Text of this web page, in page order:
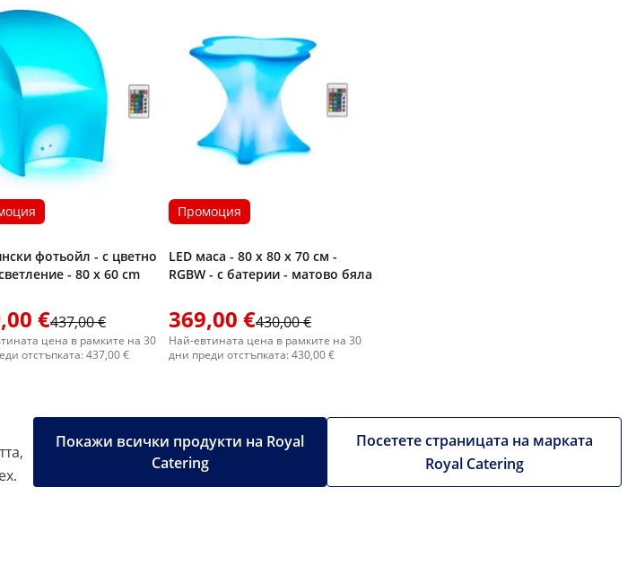
фотьойл - с цветно
- 80 x 60 cm
€437,00 €
цена в рамките на 30
отстъпката: 437,00 €
Промоция
LED маса - 80 x 80 x 70 см -
RGBW - с батерии - матово бяла
369,00 €430,00 €
Най-евтината цена в рамките на 30
дни преди отстъпката: 430,00 €
Посетете страницата на марката
Royal Catering
Покажи всички продукти на Royal
Catering